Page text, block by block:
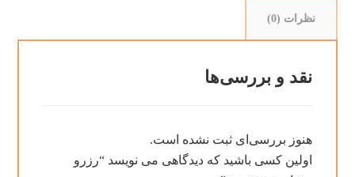
نظرات (0)
نقد و بررسی‌ها
هنوز بررسی‌ای ثبت نشده است.
اولین کسی باشید که دیدگاهی می نویسد “رزرو